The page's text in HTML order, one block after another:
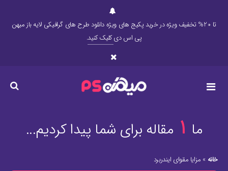
تا 20% تخفیف ویژه در خرید پکیج های ویژه دانلود طرح های گرافیکی لایه باز میهن
پی اس دیکلیک کنید.
ما 1 مقاله برای شما پیدا کردیم...
خانه » مزایا مقوای ایندربرد